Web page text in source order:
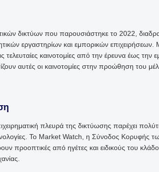
δικτύων που παρουσιάστηκε το 2022,
εργαστηρίων και εμπορικών επιχειρήσεων.
καινοτομίες από την έρευνα έως την
αυτές οι καινοτομίες στην προώθηση του
πλευρά της δικτύωσης παρέχει
Το Market Watch, η Σύνοδος Κορυφής
από ηγέτες και ειδικούς του